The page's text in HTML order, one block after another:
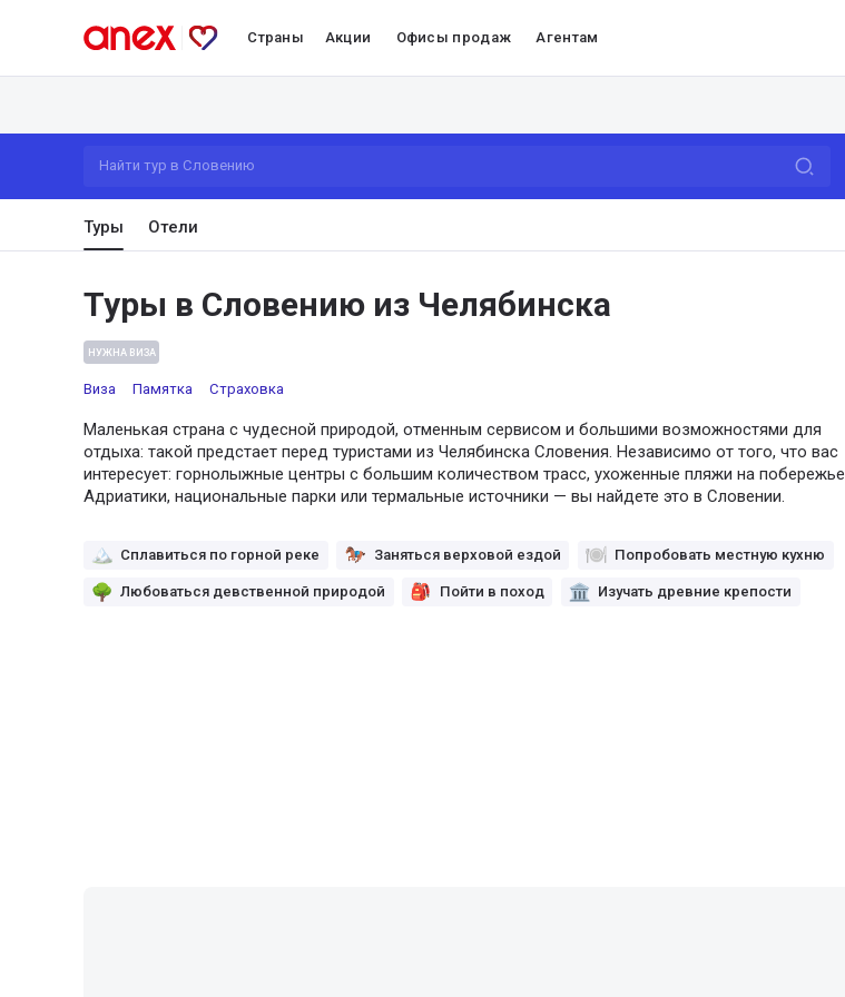
Страны Акции Офисы продаж Агентам
Найти тур в Словению
Туры Отели
Туры в Словению из Челябинска
НУЖНА ВИЗА
Виза Памятка Страховка
Маленькая страна с чудесной природой, отменным сервисом и большими возможностями для
отдыха: такой предстает перед туристами из Челябинска Словения. Независимо от того, что вас
интересует: горнолыжные центры с большим количеством трасс, ухоженные пляжи на побережье
Адриатики, национальные парки или термальные источники — вы найдете это в Словении.
Сплавиться по горной реке Заняться верховой ездой Попробовать местную кухню
Любоваться девственной природой Пойти в поход Изучать древние крепости